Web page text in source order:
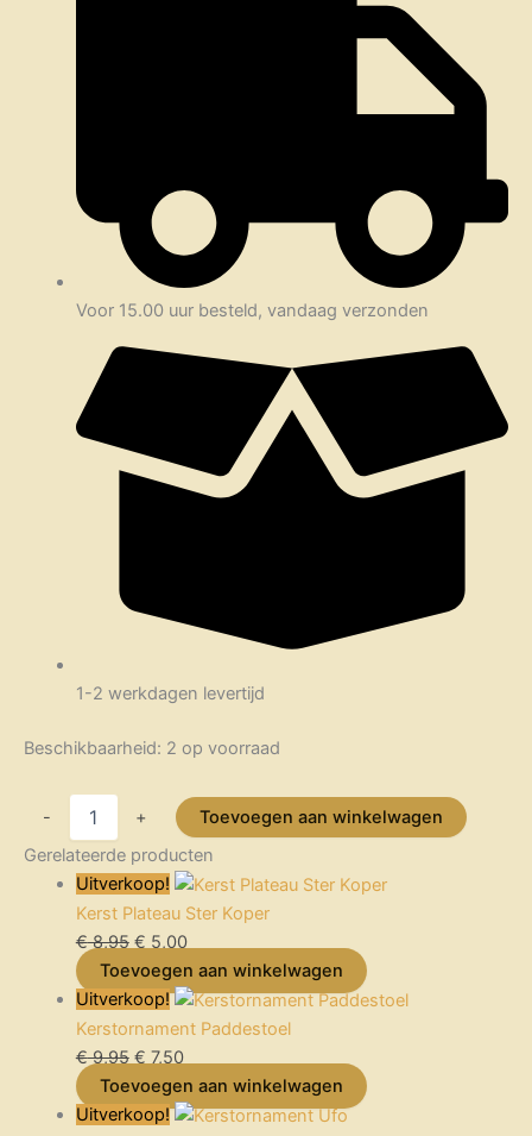
Voor 15.00 uur besteld, vandaag verzonden
1-2 werkdagen levertijd
Beschikbaarheid: 2 op voorraad
- +
Toevoegen aan winkelwagen
Gerelateerde producten
Uitverkoop!
Kerst Plateau Ster Koper
€8,95 € 5,00
Toevoegen aan winkelwagen
Uitverkoop!
Kerstornament Paddestoel
€9,95 € 7,50
Toevoegen aan winkelwagen
Uitverkoop!